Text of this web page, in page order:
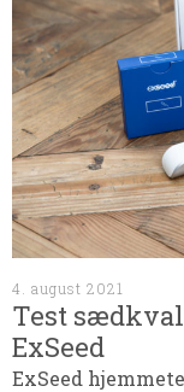
4. august 2021
Test
ExSeed
ExSeed